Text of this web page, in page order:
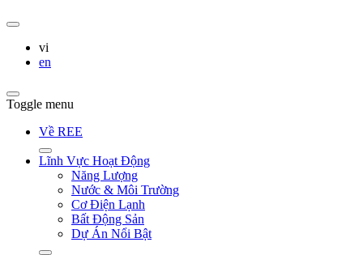
vi
en
Toggle menu
Về REE
Lĩnh Vực Hoạt Động
Năng Lượng
Nước & Môi Trường
Cơ Điện Lạnh
Bất Động Sản
Dự Án Nổi Bật